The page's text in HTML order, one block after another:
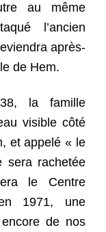
au même
l’ancien
après-
de Hem.
la famille
visible côté
et appelé « le
sera rachetée
le Centre
1971, une
de nos